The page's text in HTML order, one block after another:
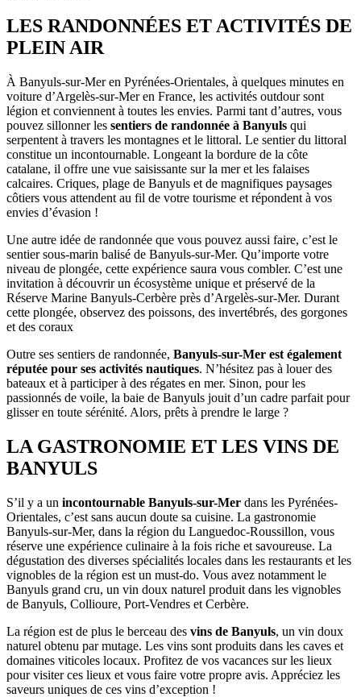
LES RANDONNÉES ET ACTIVITÉS DE
PLEIN AIR
À Banyuls-sur-Mer en Pyrénées-Orientales, à quelques minutes en
voiture d’Argelès-sur-Mer en France, les activités outdour sont
légion et conviennent à toutes les envies. Parmi tant d’autres, vous
pouvez sillonner les sentiers de randonnée à Banyuls qui
serpentent à travers les montagnes et le littoral. Le sentier du littoral
constitue un incontournable. Longeant la bordure de la côte
catalane, il offre une vue saisissante sur la mer et les falaises
calcaires. Criques, plage de Banyuls et de magnifiques paysages
côtiers vous attendent au fil de votre tourisme et répondent à vos
envies d’évasion !
Une autre idée de randonnée que vous pouvez aussi faire, c’est le
sentier sous-marin balisé de Banyuls-sur-Mer. Qu’importe votre
niveau de plongée, cette expérience saura vous combler. C’est une
invitation à découvrir un écosystème unique et préservé de la
Réserve Marine Banyuls-Cerbère près d’Argelès-sur-Mer. Durant
cette plongée, observez des poissons, des invertébrés, des gorgones
et des coraux
Outre ses sentiers de randonnée, Banyuls-sur-Mer est également
réputée pour ses activités nautiques. N’hésitez pas à louer des
bateaux et à participer à des régates en mer. Sinon, pour les
passionnés de voile, la baie de Banyuls jouit d’un cadre parfait pour
glisser en toute sérénité. Alors, prêts à prendre le large ?
LA GASTRONOMIE ET LES VINS DE
BANYULS
S’il y a un incontournable Banyuls-sur-Mer dans les Pyrénées-
Orientales, c’est sans aucun doute sa cuisine. La gastronomie
Banyuls-sur-Mer, dans la région du Languedoc-Roussillon, vous
réserve une expérience culinaire à la fois riche et savoureuse. La
dégustation des diverses spécialités locales dans les restaurants et les
vignobles de la région est un must-do. Vous avez notamment le
Banyuls grand cru, un vin doux naturel produit dans les vignobles
de Banyuls, Collioure, Port-Vendres et Cerbère.
La région est de plus le berceau des vins de Banyuls, un vin doux
naturel obtenu par mutage. Les vins sont produits dans les caves et
domaines viticoles locaux. Profitez de vos vacances sur les lieux
pour visiter ces lieux et vous faire votre propre avis. Appréciez les
saveurs uniques de ces vins d’exception !